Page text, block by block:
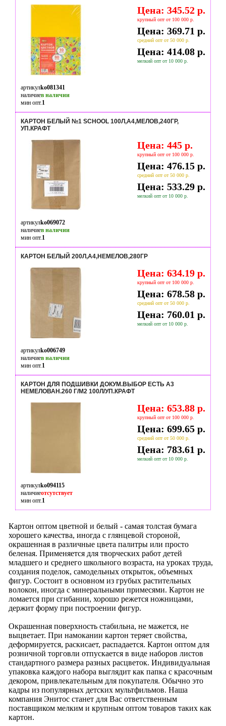
Цена: 345.52 р.
крупный опт от 100 000 р.
Цена: 369.71 р.
средний опт от 50 000 р.
Цена: 414.08 р.
мелкий опт от 10 000 р.
артикулko081341
наличиев наличии
мин опт.1
КАРТОН БЕЛЫЙ №1 SCHOOL 100Л,А4,МЕЛОВ,240ГР,
УП.КРАФТ
Цена: 445 р.
крупный опт от 100 000 р.
Цена: 476.15 р.
средний опт от 50 000 р.
Цена: 533.29 р.
мелкий опт от 10 000 р.
артикулko069072
наличиев наличии
мин опт.1
КАРТОН БЕЛЫЙ 200Л,А4,НЕМЕЛОВ,280ГР
Цена: 634.19 р.
крупный опт от 100 000 р.
Цена: 678.58 р.
средний опт от 50 000 р.
Цена: 760.01 р.
мелкий опт от 10 000 р.
артикулko006749
наличиев наличии
мин опт.1
КАРТОН ДЛЯ ПОДШИВКИ ДОКУМ.ВЫБОР ЕСТЬ А3
НЕМЕЛОВАН.260 Г/М2 100Л/УП.КРАФТ
Цена: 653.88 р.
крупный опт от 100 000 р.
Цена: 699.65 р.
средний опт от 50 000 р.
Цена: 783.61 р.
мелкий опт от 10 000 р.
артикулko094115
наличиеотсутствует
мин опт.1
Картон оптом цветной и белый - самая толстая бумага
хорошего качества, иногда с глянцевой стороной,
окрашенная в различные цвета палитры или просто
беленая. Применяется для творческих работ детей
младшего и среднего школьного возраста, на уроках труда,
создания поделок, самодельных открыток, объемных
фигур. Состоит в основном из грубых растительных
волокон, иногда с минеральными примесями. Картон не
ломается при сгибании, хорошо режется ножницами,
держит форму при построении фигур.
Окрашенная поверхность стабильна, не мажется, не
выцветает. При намокании картон теряет свойства,
деформируется, раскисает, распадается. Картон оптом для
розничной торговли отпускается в виде наборов листов
стандартного размера разных расцветок. Индивидуальная
упаковка каждого набора выглядит как папка с красочным
декором, привлекательным для покупателя. Обычно это
кадры из популярных детских мультфильмов. Наша
компания Энитос станет для Вас ответственным
поставщиком мелким и крупным оптом товаров таких как
картон.